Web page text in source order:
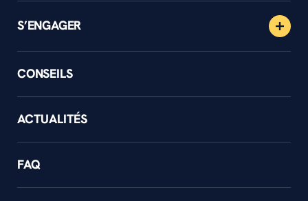
S’ENGAGER
CONSEILS
ACTUALITÉS
FAQ